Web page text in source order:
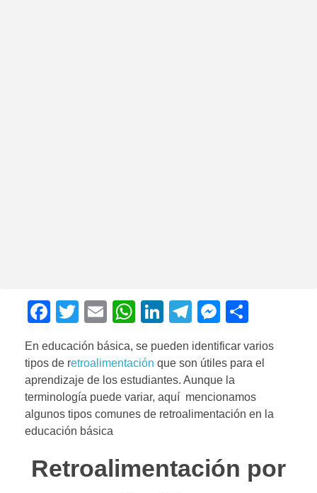
F
c
e
b
o
k
T
wi
tt
er
E
m
ail
W
at
s
A
p
Li
k
e
dI
n
T
e
gr
a
m
M
ss
e
n
g
m
ar
tir
En educación básica, se pueden identificar varios
tipos de retroalimentación que son útiles para el
aprendizaje de los estudiantes. Aunque la
terminología puede variar, aquí mencionamos
algunos tipos comunes de retroalimentación en la
educación básica
Retroalimentación por